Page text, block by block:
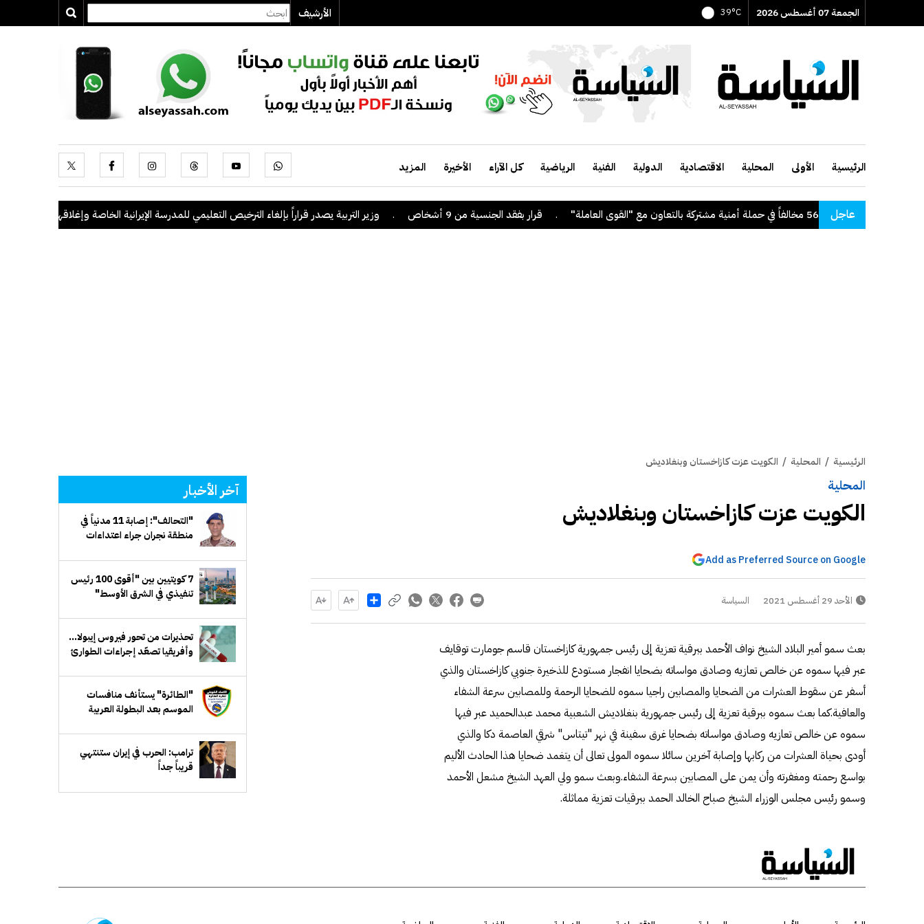
الجمعة 07 أغسطس 2026 39°C الأرشيف
الرئيسية الأولى المحلية الاقتصادية الدولية الفنية الرياضية كل الآراء الأخيرة المزيد
عاجل"الداخلية": ضبط 56 مخالفاً في حملة أمنية مشتركة بالتعاون مع "القوى العاملة" . قرار بفقد الجنسية من 9 أشخاص . وزير التربية يصدر قراراً بإلغاء الترخيص التعليمي للمدرسة الإيرانية الخاصة وإغلاقها .
الرئيسية / المحلية / الكويت عزت كازاخستان وبنغلاديش
المحلية
الكويت عزت كازاخستان وبنغلاديش
Add as Preferred Source on Google
الأحد 29 أغسطس 2021 السياسة Share
بعث سمو أمير البلاد الشيخ نواف الأحمد ببرقية تعزية إلى رئيس جمهورية كازاخستان قاسم جومارت توقايف
عبر فيها سموه عن خالص تعازيه وصادق مواساته بضحايا انفجار مستودع للذخيرة جنوبي كازاخستان والذي
أسفر عن سقوط العشرات من الضحايا والمصابين راجيا سموه للضحايا الرحمة وللمصابين سرعة الشفاء
والعافية.كما بعث سموه ببرقية تعزية إلى رئيس جمهورية بنغلاديش الشعبية محمد عبدالحميد عبر فيها
سموه عن خالص تعازيه وصادق مواساته بضحايا غرق سفينة في نهر "تيتاس" شرقي العاصمة دكا والذي
أودى بحياة العشرات من ركابها وإصابة آخرين سائلا سموه المولى تعالى أن يتغمد ضحايا هذا الحادث الأليم
بواسع رحمته ومغفرته وأن يمن على المصابين بسرعة الشفاء.وبعث سمو ولي العهد الشيخ مشعل الأحمد
وسمو رئيس مجلس الوزراء الشيخ صباح الخالد الحمد ببرقيات تعزية مماثلة.
آخر الأخبار
"التحالف": إصابة 11 مدنياً في
منطقة نجران جراء اعتداءات
7 كويتيين بين "أقوى 100 رئيس
تنفيذي في الشرق الأوسط"
تحذيرات من تحور فيروس إيبولا...
وأفريقيا تصعّد إجراءات الطوارئ
"الطائرة" يستأنف منافسات
الموسم بعد البطولة العربية
ترامب: الحرب في إيران ستنتهي
قريباً جداً